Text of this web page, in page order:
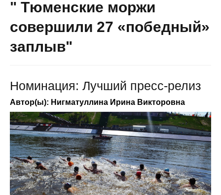
" Тюменские моржи
совершили 27 «победный»
заплыв"
Номинация: Лучший пресс-релиз
Автор(ы): Нигматуллина Ирина Викторовна